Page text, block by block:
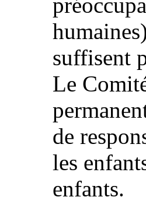
suffisent
Le
de
les
enfants.